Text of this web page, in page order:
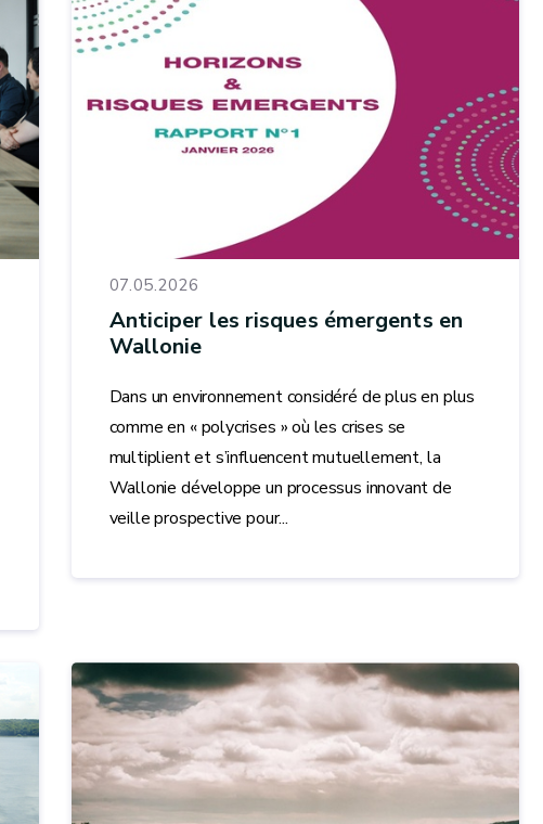
07.05.2026
Anticiper les risques émergents en
Wallonie
Dans un environnement considéré de plus en plus
comme en « polycrises » où les crises se
multiplient et s’influencent mutuellement, la
Wallonie développe un processus innovant de
veille prospective pour...